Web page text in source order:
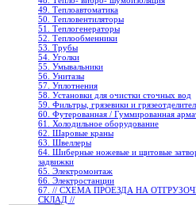
49. Теплоавтоматика
50. Тепловентиляторы
51. Теплогенераторы
52. Теплообменники
53. Трубы
54. Уголки
55. Умывальники
56. Унитазы
57. Уплотнения
58. Установки для очистки сточных вод
59. Фильтры, грязевики и
60. Футерованная / Гуммированная
61. Холодильное oборудование
62. Шаровые краны
63. Швеллеры
64. Шиберные ножевые и щитовые
задвижки
65. Электромонтаж
66. Электростанции
67. // СХЕМА ПРОЕЗДА НА
СКЛАД //